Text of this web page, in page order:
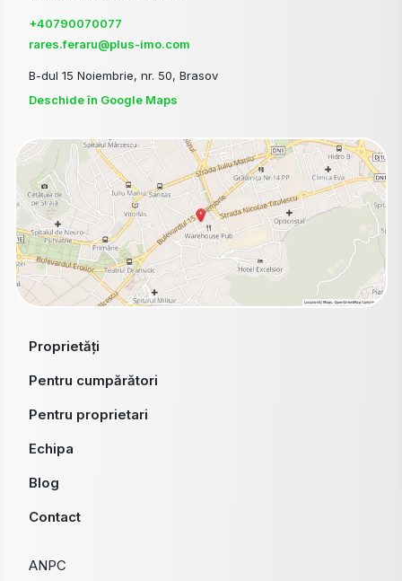
+40790070077
rares.feraru@plus-imo.com
B-dul 15 Noiembrie, nr. 50, Brasov
Deschide în Google Maps
Proprietăți
Pentru cumpărători
Pentru proprietari
Echipa
Blog
Contact
ANPC